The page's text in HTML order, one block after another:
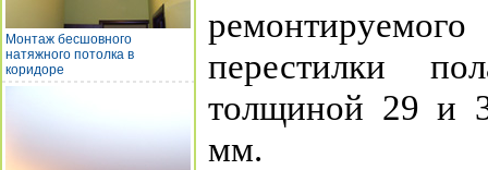
Монтаж бесшовного
натяжного потолка в
коридоре
перестилки
толщиной 29 и
мм.